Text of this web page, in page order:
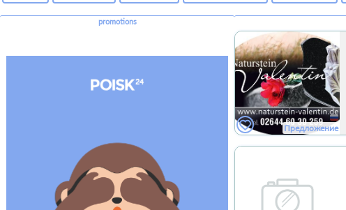
promotions
Предложение